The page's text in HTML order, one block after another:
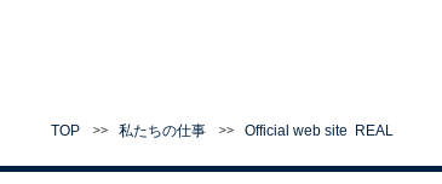
TOP 私たちの仕事 Official web site REAL